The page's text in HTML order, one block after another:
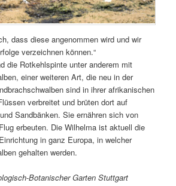
dass diese angenommen wird und wir
verzeichnen können.“
die Rotkehlspinte unter anderem mit
einer weiteren Art, die neu in der
sind in ihrer afrikanischen
verbreitet und brüten dort auf
Sandbänken. Sie ernähren sich von
erbeuten. Die Wilhelma ist aktuell die
in ganz Europa, in welcher
gehalten werden.
Botanischer Garten Stuttgart